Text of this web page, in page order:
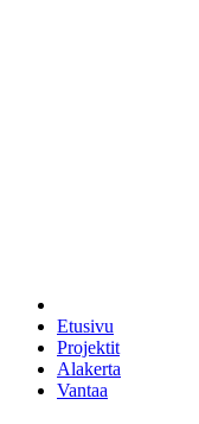
Etusivu
Projektit
Alakerta
Vantaa